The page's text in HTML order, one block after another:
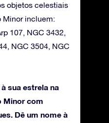
objetos celestiais
Minor incluem:
107, NGC 3432,
NGC 3504, NGC
sua estrela na
Minor com
Dê um nome à